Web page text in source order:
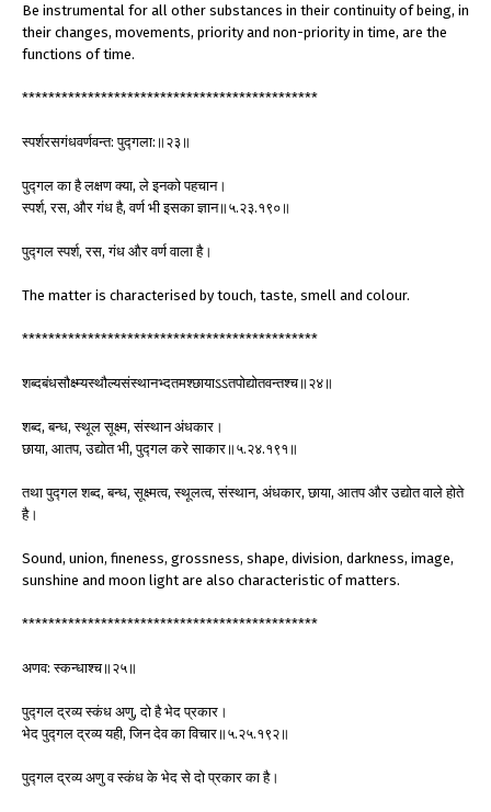
Be instrumental for all other substances in their continuity of being, in
their changes, movements, priority and non-priority in time, are the
functions of time.
*********************************************
स्पर्शरसगंधवर्णवन्त: पुद्गला:॥२३॥
पुद्गल का है लक्षण क्या, ले इनको पहचान।
स्पर्श, रस, और गंध है, वर्ण भी इसका ज्ञान॥५.२३.१९०॥
पुद्गल स्पर्श, रस, गंध और वर्ण वाला है।
The matter is characterised by touch, taste, smell and colour.
*********************************************
शब्दबंधसौक्ष्म्यस्थौल्यसंस्थानभ्दतमश्छायाऽऽतपोद्योतवन्तश्च॥२४॥
शब्द, बन्ध, स्थूल सूक्ष्म, संस्थान अंधकार।
छाया, आतप, उद्योत भी, पुद्गल करे साकार॥५.२४.१९१॥
तथा पुद्गल शब्द, बन्ध, सूक्ष्मत्व, स्थूलत्व, संस्थान, अंधकार, छाया, आतप और उद्योत वाले होते
है।
Sound, union, fineness, grossness, shape, division, darkness, image,
sunshine and moon light are also characteristic of matters.
*********************************************
अणव: स्कन्धाश्च॥२५॥
पुद्गल द्रव्य स्कंध अणु, दो है भेद प्रकार।
भेद पुद्गल द्रव्य यही, जिन देव का विचार॥५.२५.१९२॥
पुद्गल द्रव्य अणु व स्कंध के भेद से दो प्रकार का है।